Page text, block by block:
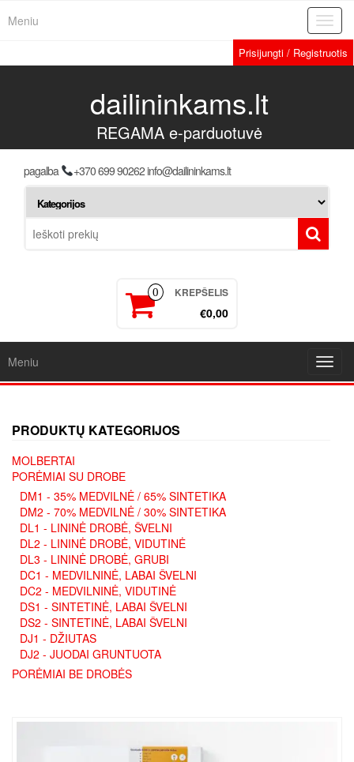
Meniu
Prisijungti / Registruotis
dailininkams.lt
REGAMA e-parduotuvė
pagalba +370 699 90262 info@dailininkams.lt
0 KREPŠELIS
€0,00
Meniu
PRODUKTŲ KATEGORIJOS
MOLBERTAI
PORĖMIAI SU DROBE
DM1 - 35% MEDVILNĖ / 65% SINTETIKA
DM2 - 70% MEDVILNĖ / 30% SINTETIKA
DL1 - LININĖ DROBĖ, ŠVELNI
DL2 - LININĖ DROBĖ, VIDUTINĖ
DL3 - LININĖ DROBĖ, GRUBI
DC1 - MEDVILNINĖ, LABAI ŠVELNI
DC2 - MEDVILNINĖ, VIDUTINĖ
DS1 - SINTETINĖ, LABAI ŠVELNI
DS2 - SINTETINĖ, LABAI ŠVELNI
DJ1 - DŽIUTAS
DJ2 - JUODAI GRUNTUOTA
PORĖMIAI BE DROBĖS